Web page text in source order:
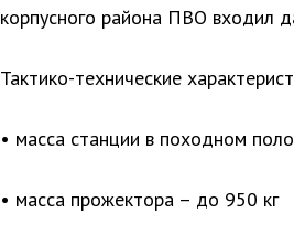
корпусного района ПВО входил
Тактико-технические
• масса станции в походном
• масса прожектора – до 950 кг